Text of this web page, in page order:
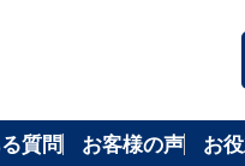
質問 お客様の声 お